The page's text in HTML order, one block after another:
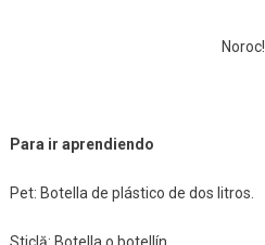
Noroc!
Parair aprendiendo
Pet: Botella de plástico de dos litros.